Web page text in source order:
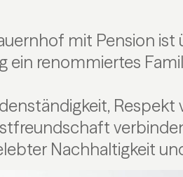
mit Pension ist
ein renommiertes
Respekt
Nachhaltigkeit
Komfort und